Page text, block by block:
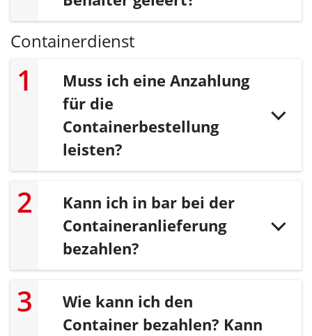
Containerdienst
Muss ich eine Anzahlung
für die
Containerbestellung
leisten?
Kann ich in bar bei der
Containeranlieferung
bezahlen?
Wie kann ich den
Container bezahlen? Kann